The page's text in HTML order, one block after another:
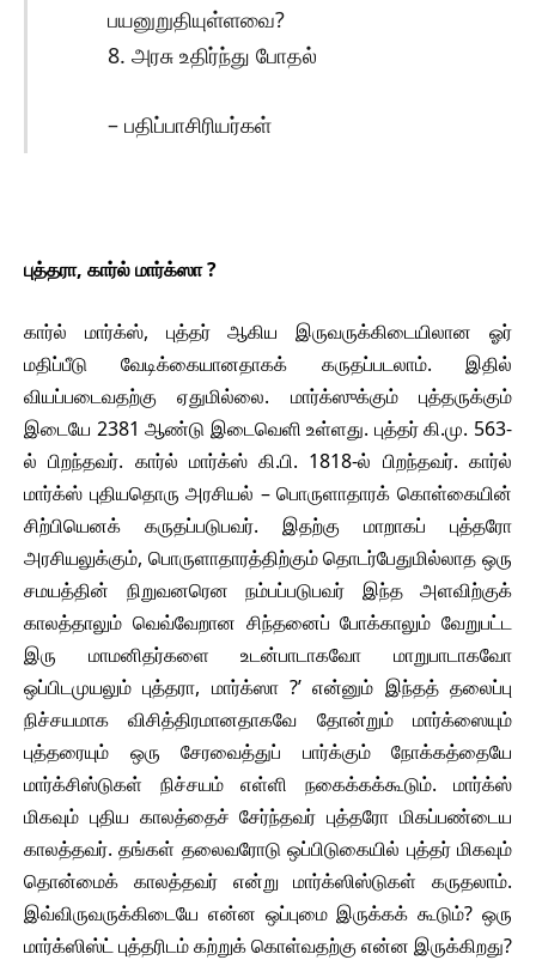
பயனுறுதியுள்ளவை?
8. அரசு உதிர்ந்து போதல்
– பதிப்பாசிரியர்கள்
புத்தரா, கார்ல் மார்க்ஸா ?
கார்ல் மார்க்ஸ், புத்தர் ஆகிய இருவருக்கிடையிலான ஓர்
மதிப்பீடு வேடிக்கையானதாகக் கருதப்படலாம். இதில்
வியப்படைவதற்கு ஏதுமில்லை. மார்க்ஸுக்கும் புத்தருக்கும்
இடையே 2381 ஆண்டு இடைவெளி உள்ளது. புத்தர் கி.மு. 563-
ல் பிறந்தவர். கார்ல் மார்க்ஸ் கி.பி. 1818-ல் பிறந்தவர். கார்ல்
மார்க்ஸ் புதியதொரு அரசியல் – பொருளாதாரக் கொள்கையின்
சிற்பியெனக் கருதப்படுபவர். இதற்கு மாறாகப் புத்தரோ
அரசியலுக்கும், பொருளாதாரத்திற்கும் தொடர்பேதுமில்லாத ஒரு
சமயத்தின் நிறுவனரென நம்பப்படுபவர் இந்த அளவிற்குக்
காலத்தாலும் வெவ்வேறான சிந்தனைப் போக்காலும் வேறுபட்ட
இரு மாமனிதர்களை உடன்பாடாகவோ மாறுபாடாகவோ
ஒப்பிடமுயலும் புத்தரா, மார்க்ஸா ?’ என்னும் இந்தத் தலைப்பு
நிச்சயமாக விசித்திரமானதாகவே தோன்றும் மார்க்ஸையும்
புத்தரையும் ஒரு சேரவைத்துப் பார்க்கும் நோக்கத்தையே
மார்க்சிஸ்டுகள் நிச்சயம் எள்ளி நகைக்கக்கூடும். மார்க்ஸ்
மிகவும் புதிய காலத்தைச் சேர்ந்தவர் புத்தரோ மிகப்பண்டைய
காலத்தவர். தங்கள் தலைவரோடு ஒப்பிடுகையில் புத்தர் மிகவும்
தொன்மைக் காலத்தவர் என்று மார்க்ஸிஸ்டுகள் கருதலாம்.
இவ்விருவருக்கிடையே என்ன ஒப்புமை இருக்கக் கூடும்? ஒரு
மார்க்ஸிஸ்ட் புத்தரிடம் கற்றுக் கொள்வதற்கு என்ன இருக்கிறது?